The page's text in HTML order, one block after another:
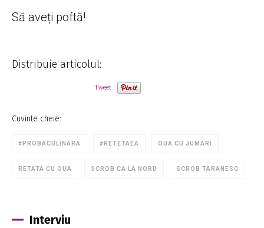
Să aveți poftă!
Distribuie articolul:
Tweet
Cuvinte cheie:
#PROBACULINARA #RETETAEA OUA CU JUMARI
RETATA CU OUA SCROB CA LA NORD SCROB TARANESC
Interviu